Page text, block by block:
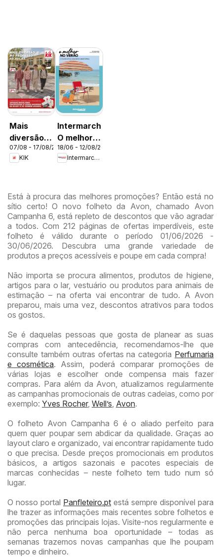
Mais
diversão
no
regresso
07/08 - 17/08/2026
KIK
Intermarché
O melhor
no verão
18/06 - 12/08/2026
Intermarché
Está à procura das melhores promoções? Então está no
sítio certo! O novo folheto da Avon, chamado Avon
Campanha 6, está repleto de descontos que vão agradar
a todos. Com 212 páginas de ofertas imperdíveis, este
folheto é válido durante o período 01/06/2026 -
30/06/2026. Descubra uma grande variedade de
produtos a preços acessíveis e poupe em cada compra!
Não importa se procura alimentos, produtos de higiene,
artigos para o lar, vestuário ou produtos para animais de
estimação – na oferta vai encontrar de tudo. A Avon
preparou, mais uma vez, descontos atrativos para todos
os gostos.
Se é daquelas pessoas que gosta de planear as suas
compras com antecedência, recomendamos-lhe que
consulte também outras ofertas na categoria Perfumaria
e cosmética. Assim, poderá comparar promoções de
várias lojas e escolher onde compensa mais fazer
compras. Para além da Avon, atualizamos regularmente
as campanhas promocionais de outras cadeias, como por
exemplo: Yves Rocher, Well’s Avon.
O folheto Avon Campanha 6 é o aliado perfeito para
quem quer poupar sem abdicar da qualidade. Graças ao
layout claro e organizado, vai encontrar rapidamente tudo
o que precisa. Desde preços promocionais em produtos
básicos, a artigos sazonais e pacotes especiais de
marcas conhecidas – neste folheto tem tudo num só
lugar.
O nosso portal Panfleteiro.pt está sempre disponível para
lhe trazer as informações mais recentes sobre folhetos e
promoções das principais lojas. Visite-nos regularmente e
não perca nenhuma boa oportunidade – todas as
semanas trazemos novas campanhas que lhe poupam
tempo e dinheiro.